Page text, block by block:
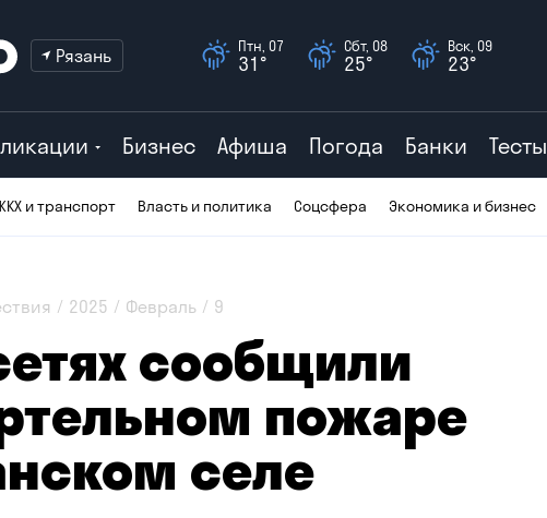
Рязань Птн, 07
31°
Сбт, 08
25°
Вск, 09
23°
Бизнес Афиша Погода Банки Тесты
и транспорт Власть и политика Соцсфера Экономика и бизнес
2025 Февраль 9
сообщили
пожаре
селе